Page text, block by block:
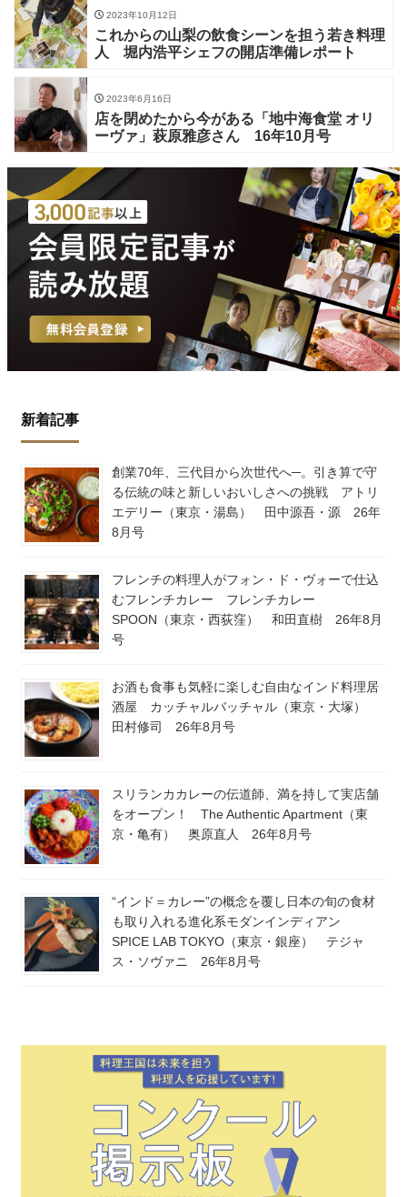
2023年10月12日
これからの山梨の飲食シーンを担う若き料理
人 堀内浩平シェフの開店準備レポート
2023年6月16日
店を閉めたから今がある「地中海食堂 オリ
ーヴァ」萩原雅彦さん 16年10月号
新着記事
創業70年、三代目から次世代へ─。引き算で守
る伝統の味と新しいおいしさへの挑戦 アトリ
エデリー（東京・湯島） 田中源吾・源 26年
8月号
フレンチの料理人がフォン・ド・ヴォーで仕込
むフレンチカレー フレンチカレー
SPOON（東京・西荻窪） 和田直樹 26年8月
号
お酒も食事も気軽に楽しむ自由なインド料理居
酒屋 カッチャルバッチャル（東京・大塚）
田村修司 26年8月号
スリランカカレーの伝道師、満を持して実店舗
をオープン！ The Authentic Apartment（東
京・亀有） 奥原直人 26年8月号
“インド＝カレー”の概念を覆し日本の旬の食材
も取り入れる進化系モダンインディアン
SPICE LAB TOKYO（東京・銀座） テジャ
ス・ソヴァニ 26年8月号